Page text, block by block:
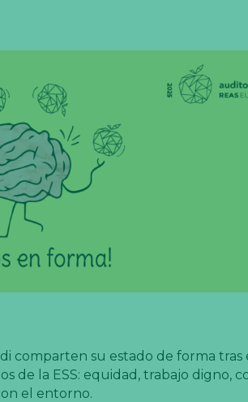
comparten su estado de forma tras
de la ESS: equidad, trabajo digno,
el entorno.